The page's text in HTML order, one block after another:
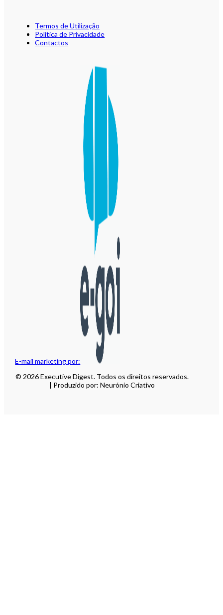
E-mail marketing por:
Termos de Utilização
Política de Privacidade
Contactos
© 2026 Executive Digest. Todos os direitos reservados.
| Produzido por: Neurónio Criativo